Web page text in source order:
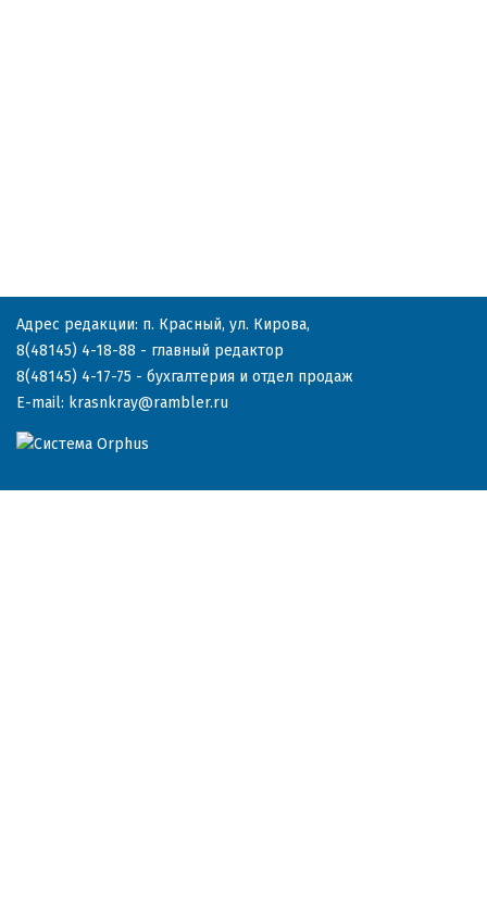
Адрес редакции: п. Красный, ул. Кирова,
8(48145) 4-18-88 - главный редактор
8(48145) 4-17-75 - бухгалтерия и отдел продаж
E-mail: krasnkray@rambler.ru